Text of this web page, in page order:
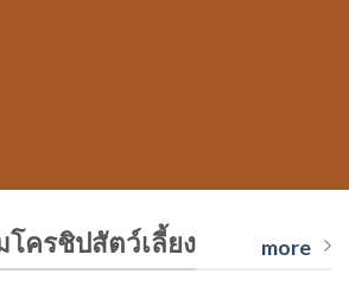
โครชิปสัตว์เลี้ยง more